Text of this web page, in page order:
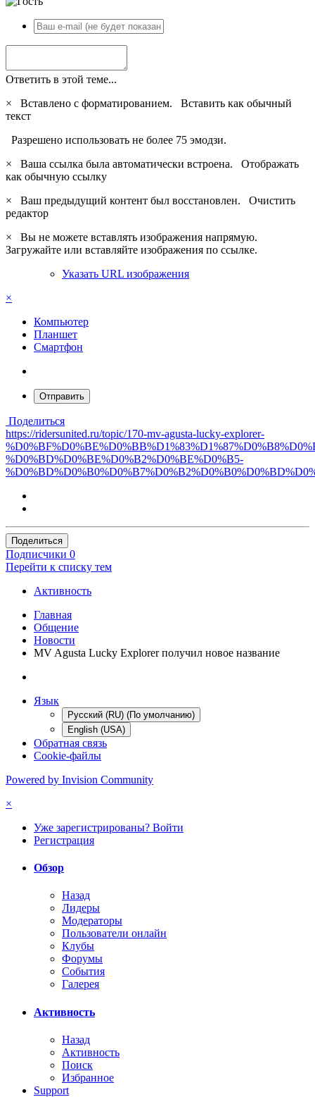
Ответить в этой теме...
×
Вставлено с форматированием. Вставить как обычный
текст
Разрешено использовать не более 75 эмодзи.
×
Ваша ссылка была автоматически встроена. Отображать
как обычную ссылку
×
Ваш предыдущий контент был восстановлен. Очистить
редактор
×
Вы не можете вставлять изображения напрямую.
Загружайте или вставляйте изображения по ссылке.
Указать URL изображения
×
Компьютер
Планшет
Смартфон
Отправить
Поделиться
https://ridersunited.ru/topic/170-mv-agusta-lucky-explorer-
%D0%BD%D0%BE%D0%B2%D0%BE%D0%B5-
Поделиться
Подписчики 0
Перейти к списку тем
Активность
Главная
Общение
Новости
MV Agusta Lucky Explorer получил новое название
Язык
Русский (RU) (По умолчанию)
English (USA)
Обратная связь
Cookie-файлы
Powered by Invision Community
×
Уже зарегистрированы? Войти
Регистрация
Обзор
Назад
Лидеры
Модераторы
Пользователи онлайн
Клубы
Форумы
События
Галерея
Активность
Назад
Активность
Поиск
Избранное
Support